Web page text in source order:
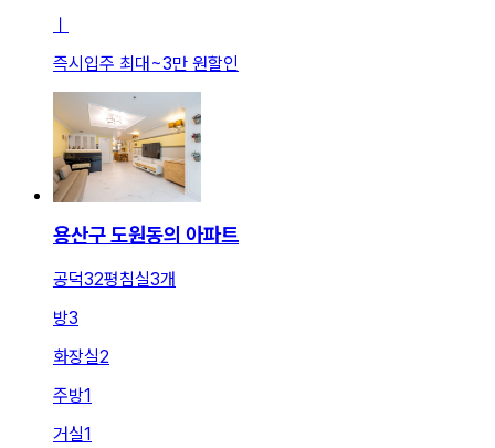
ㅣ
즉시입주 최대~3만 원할인
용산구 도원동의 아파트
공덕32평침실3개
방3
화장실2
주방1
거실1